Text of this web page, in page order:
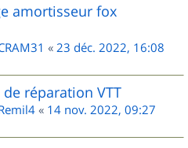
amortisseur fox
« 23 déc. 2022, 16:08
réparation VTT
« 14 nov. 2022, 09:27